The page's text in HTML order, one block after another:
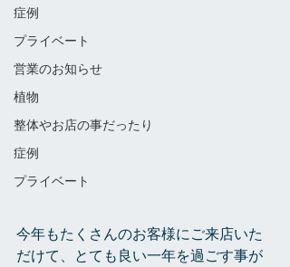
症例
プライベート
営業のお知らせ
植物
整体やお店の事だったり
症例
プライベート
今年もたくさんのお客様にご来店いた
だけて、とても良い一年を過ごす事が